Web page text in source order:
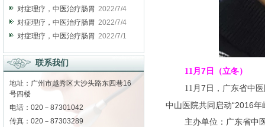
对症理疗，中医治疗肠胃 2022/7/4
对症理疗，中医治疗肠胃 2022/7/4
对症理疗，中医治疗肠胃 2022/7/1
联系我们
地址：广州市越秀区大沙头路东四巷16
号四楼
电话：020－87301042
传真：020－87303289
11 月7日（立冬）
11 月7日，广东省中
中山医院共同启动“2016年
主办单位：广东省中